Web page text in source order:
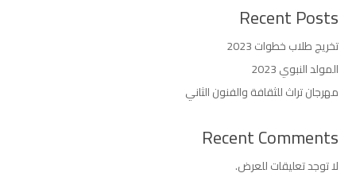
Recent Posts
تخريج طلاب خطوات 2023
المولد النبوي 2023
مهرجان تراث للثقافة والفنون الثاني
Recent Comments
لا توجد تعليقات للعرض.